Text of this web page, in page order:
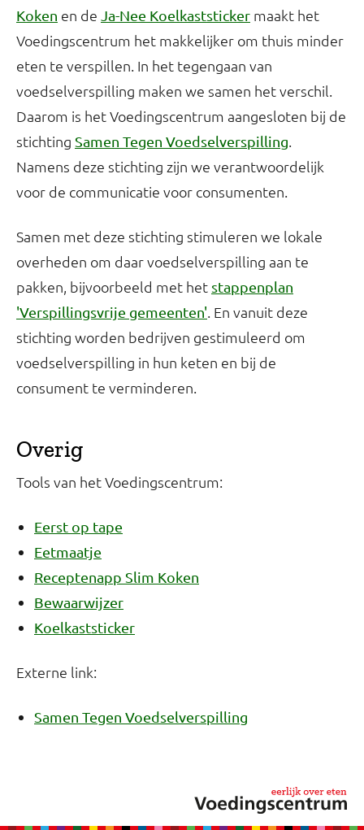
Koken en de Ja-Nee Koelkaststicker maakt het
Voedingscentrum het makkelijker om thuis minder
eten te verspillen. In het tegengaan van
voedselverspilling maken we samen het verschil.
Daarom is het Voedingscentrum aangesloten bij de
stichting Samen Tegen Voedselverspilling.
Namens deze stichting zijn we verantwoordelijk
voor de communicatie voor consumenten.
Samen met deze stichting stimuleren we lokale
overheden om daar voedselverspilling aan te
pakken, bijvoorbeeld met het stappenplan
'Verspillingsvrije gemeenten'. En vanuit deze
stichting worden bedrijven gestimuleerd om
voedselverspilling in hun keten en bij de
consument te verminderen.
Overig
Tools van het Voedingscentrum:
Eerst op tape
Eetmaatje
Receptenapp Slim Koken
Bewaarwijzer
Koelkaststicker
Externe link:
Samen Tegen Voedselverspilling